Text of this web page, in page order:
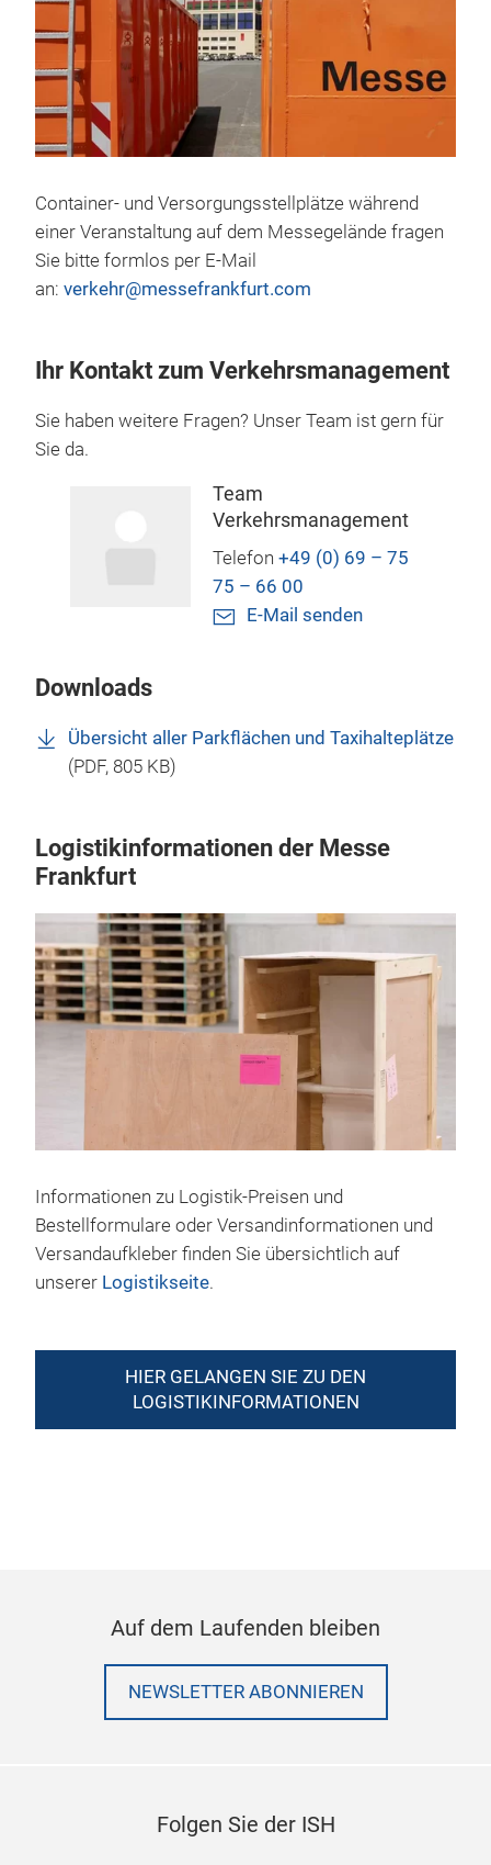
Container- und Versorgungsstellplätze während
einer Veranstaltung auf dem Messegelände fragen
Sie bitte formlos per E-Mail
an: verkehr@messefrankfurt.com
Ihr Kontakt zum Verkehrsmanagement
Sie haben weitere Fragen? Unser Team ist gern für
Sie da.
Team
Verkehrsmanagement
Telefon +49 (0) 69 – 75
75 – 66 00
E-Mail senden
Downloads
Übersicht aller Parkflächen und Taxihalteplätze
(PDF, 805 KB)
Logistikinformationen der Messe
Frankfurt
Informationen zu Logistik-Preisen und
Bestellformulare oder Versandinformationen und
Versandaufkleber finden Sie übersichtlich auf
unserer Logistikseite.
HIER GELANGEN SIE ZU DEN
LOGISTIKINFORMATIONEN
Auf dem Laufenden bleiben
NEWSLETTER ABONNIEREN
Folgen Sie der ISH